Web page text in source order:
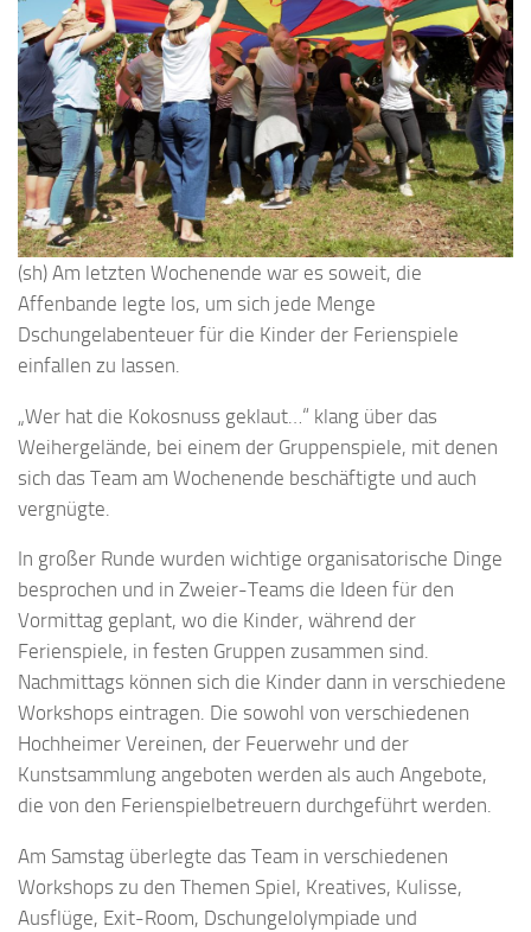
(sh) Am letzten Wochenende war es soweit, die
Affenbande legte los, um sich jede Menge
Dschungelabenteuer für die Kinder der Ferienspiele
einfallen zu lassen.
„Wer hat die Kokosnuss geklaut…“ klang über das
Weihergelände, bei einem der Gruppenspiele, mit denen
sich das Team am Wochenende beschäftigte und auch
vergnügte.
In großer Runde wurden wichtige organisatorische Dinge
besprochen und in Zweier-Teams die Ideen für den
Vormittag geplant, wo die Kinder, während der
Ferienspiele, in festen Gruppen zusammen sind.
Nachmittags können sich die Kinder dann in verschiedene
Workshops eintragen. Die sowohl von verschiedenen
Hochheimer Vereinen, der Feuerwehr und der
Kunstsammlung angeboten werden als auch Angebote,
die von den Ferienspielbetreuern durchgeführt werden.
Am Samstag überlegte das Team in verschiedenen
Workshops zu den Themen Spiel, Kreatives, Kulisse,
Ausflüge, Exit-Room, Dschungelolympiade und